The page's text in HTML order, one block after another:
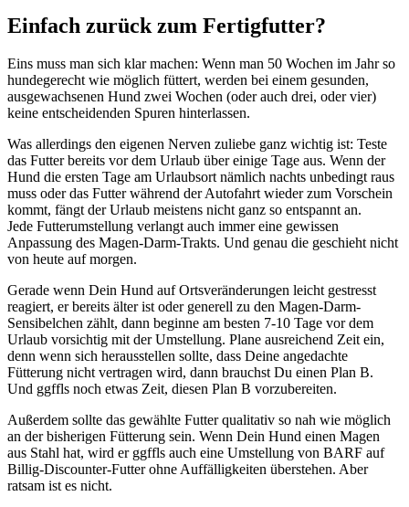
Einfach zurück zum Fertigfutter?
Eins muss man sich klar machen: Wenn man 50 Wochen im Jahr so
hundegerecht wie möglich füttert, werden bei einem gesunden,
ausgewachsenen Hund zwei Wochen (oder auch drei, oder vier)
keine entscheidenden Spuren hinterlassen.
Was allerdings den eigenen Nerven zuliebe ganz wichtig ist: Teste
das Futter bereits vor dem Urlaub über einige Tage aus. Wenn der
Hund die ersten Tage am Urlaubsort nämlich nachts unbedingt raus
muss oder das Futter während der Autofahrt wieder zum Vorschein
kommt, fängt der Urlaub meistens nicht ganz so entspannt an.
Jede Futterumstellung verlangt auch immer eine gewissen
Anpassung des Magen-Darm-Trakts. Und genau die geschieht nicht
von heute auf morgen.
Gerade wenn Dein Hund auf Ortsveränderungen leicht gestresst
reagiert, er bereits älter ist oder generell zu den Magen-Darm-
Sensibelchen zählt, dann beginne am besten 7-10 Tage vor dem
Urlaub vorsichtig mit der Umstellung. Plane ausreichend Zeit ein,
denn wenn sich herausstellen sollte, dass Deine angedachte
Fütterung nicht vertragen wird, dann brauchst Du einen Plan B.
Und ggffls noch etwas Zeit, diesen Plan B vorzubereiten.
Außerdem sollte das gewählte Futter qualitativ so nah wie möglich
an der bisherigen Fütterung sein. Wenn Dein Hund einen Magen
aus Stahl hat, wird er ggffls auch eine Umstellung von BARF auf
Billig-Discounter-Futter ohne Auffälligkeiten überstehen. Aber
ratsam ist es nicht.